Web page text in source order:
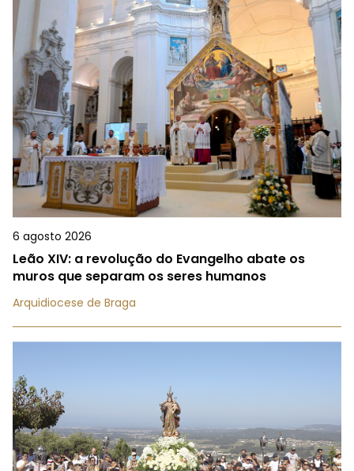
6 agosto 2026
Leão XIV: a revolução do Evangelho abate os
muros que separam os seres humanos
Arquidiocese de Braga